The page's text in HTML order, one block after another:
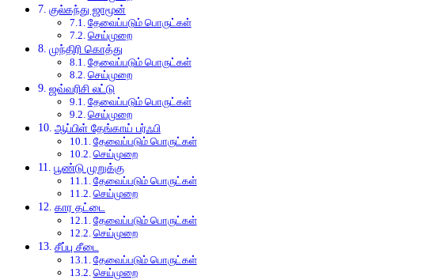
குல்கந்து ஜாமூன்
தேவைப்படும் பொருட்கள்
செய்முறை
முந்திரி கொத்து
தேவைப்படும் பொருட்கள்
செய்முறை
ஜவ்வரிசி லட்டு
தேவைப்படும் பொருட்கள்
செய்முறை
ஆப்பிள் தேங்காய் பர்ஃபி
தேவைப்படும் பொருட்கள்
செய்முறை
பூண்டு முறுக்கு
தேவைப்படும் பொருட்கள்
செய்முறை
கார தட்டை
தேவைப்படும் பொருட்கள்
செய்முறை
சீப்பு சீடை
தேவைப்படும் பொருட்கள்
செய்முறை